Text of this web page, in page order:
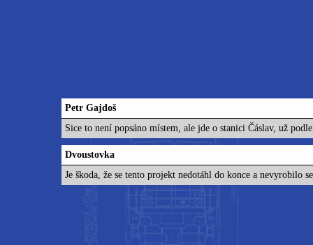
Petr Gajdoš
Sice to není popsáno místem, ale jde o stanici Čáslav, už
Dvoustovka
Je škoda, že se tento projekt nedotáhl do konce a nevyrobilo